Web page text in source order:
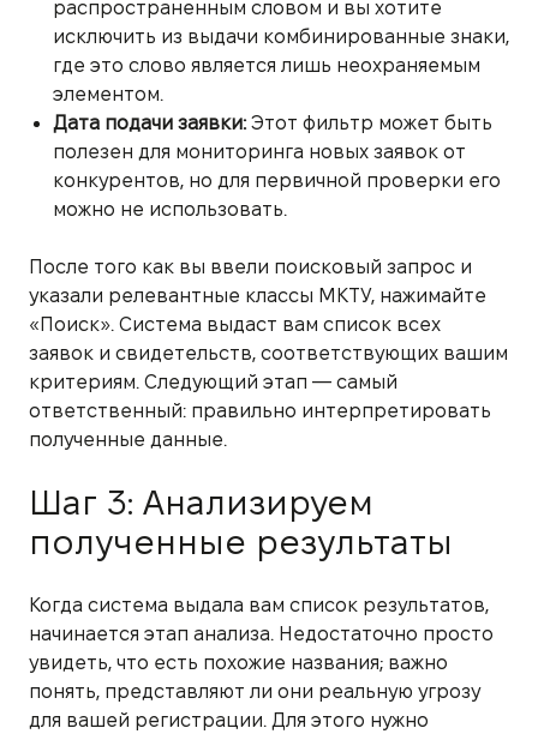
распространенным словом и вы хотите
исключить из выдачи комбинированные знаки,
где это слово является лишь неохраняемым
элементом.
Дата подачи заявки:Этот фильтр может быть
полезен для мониторинга новых заявок от
конкурентов, но для первичной проверки его
можно не использовать.
После того как вы ввели поисковый запрос и
указали релевантные классы МКТУ, нажимайте
«Поиск». Система выдаст вам список всех
заявок и свидетельств, соответствующих вашим
критериям. Следующий этап — самый
ответственный: правильно интерпретировать
полученные данные.
Шаг 3: Анализируем
полученные результаты
Когда система выдала вам список результатов,
начинается этап анализа. Недостаточно просто
увидеть, что есть похожие названия; важно
понять, представляют ли они реальную угрозу
для вашей регистрации. Для этого нужно